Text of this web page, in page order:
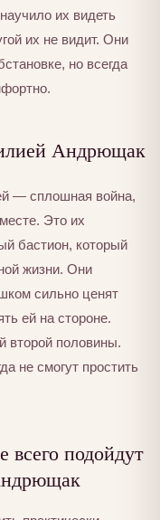
их видеть
их не видит. Они
но всегда
Андрющак
— сплошная война,
Это их
бастион, который
жизни. Они
сильно ценят
ей на стороне.
второй половины.
не смогут простить
подойдут